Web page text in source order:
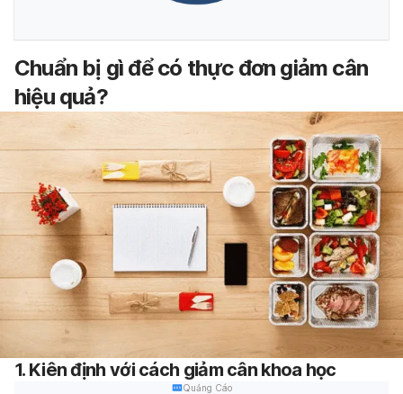
Chuẩn bị gì để có thực đơn giảm cân
hiệu quả?
1. Kiên định với cách giảm cân khoa học
Quảng Cáo